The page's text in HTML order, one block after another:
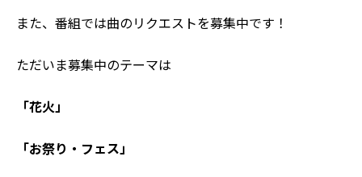
また、番組では曲のリクエストを募集中です！
ただいま募集中のテーマは
「花火」
「お祭り・フェス」